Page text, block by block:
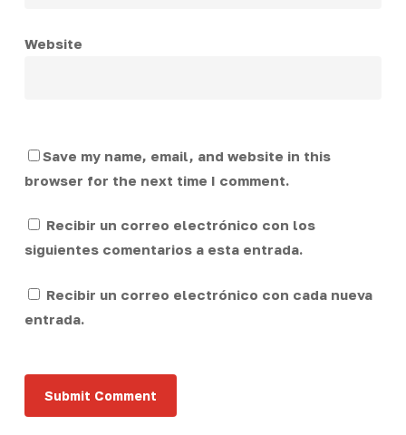
Website
Save my name, email, and website in this
browser for the next time I comment.
Recibir un correo electrónico con los
siguientes comentarios a esta entrada.
Recibir un correo electrónico con cada nueva
entrada.